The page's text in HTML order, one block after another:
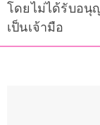
โดยไม่ได้รับอนุ
เป็นเจ้ามือ